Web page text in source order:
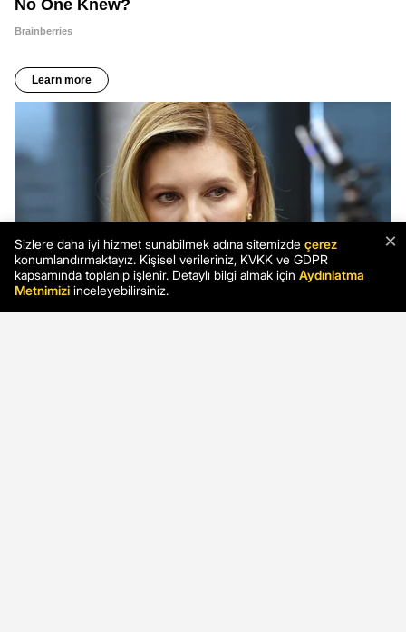
×
Sizlere daha iyi hizmet sunabilmek adına sitemizde çerez
konumlandırmaktayız. Kişisel verileriniz, KVKK ve GDPR
kapsamında toplanıp işlenir. Detaylı bilgi almak için Aydınlatma
Metnimizi inceleyebilirsiniz.